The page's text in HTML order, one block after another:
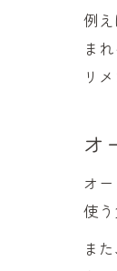
例
ま
リ
オ
オ
使
ま